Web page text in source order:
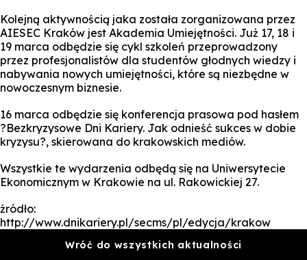
Kolejną aktywnością jaka została zorganizowana przez
AIESEC Kraków jest Akademia Umiejętności. Już 17, 18 i
19 marca odbędzie się cykl szkoleń przeprowadzony
przez profesjonalistów dla studentów głodnych wiedzy i
nabywania nowych umiejętności, które są niezbędne w
nowoczesnym biznesie.
16 marca odbędzie się konferencja prasowa pod hasłem
?Bezkryzysowe Dni Kariery. Jak odnieść sukces w dobie
kryzysu?, skierowana do krakowskich mediów.
Wszystkie te wydarzenia odbędą się na Uniwersytecie
Ekonomicznym w Krakowie na ul. Rakowickiej 27.
źródło:
http://www.dnikariery.pl/secms/pl/edycja/krakow
Wróć do wszystkich aktualności